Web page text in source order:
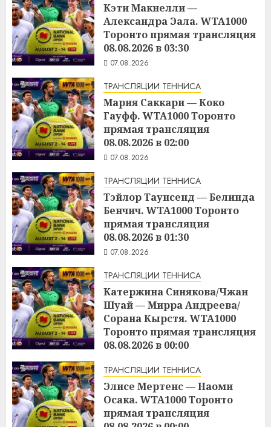
Кэти Макнелли —
Александра Эала. WTA1000
Торонто прямая трансляция
08.08.2026 в 03:30
07.08.2026
ТРАНСЛЯЦИИ ТЕННИСА
Мария Саккари — Коко
Гауфф. WTA1000 Торонто
прямая трансляция
08.08.2026 в 02:00
07.08.2026
ТРАНСЛЯЦИИ ТЕННИСА
Тэйлор Таунсенд — Белинда
Бенчич. WTA1000 Торонто
прямая трансляция
08.08.2026 в 01:30
07.08.2026
ТРАНСЛЯЦИИ ТЕННИСА
Катержина Синякова/Чжан
Шуай — Мирра Андреева/
Сорана Кырстя. WTA1000
Торонто прямая трансляция
08.08.2026 в 00:00
ТРАНСЛЯЦИИ ТЕННИСА
Элисе Мертенс — Наоми
Осака. WTA1000 Торонто
прямая трансляция